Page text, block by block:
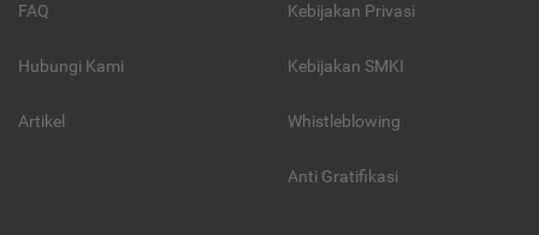
FAQ
Hubungi Kami
Artikel
Kebijakan Privasi
Kebijakan SMKI
Whistleblowing
Anti Gratifikasi